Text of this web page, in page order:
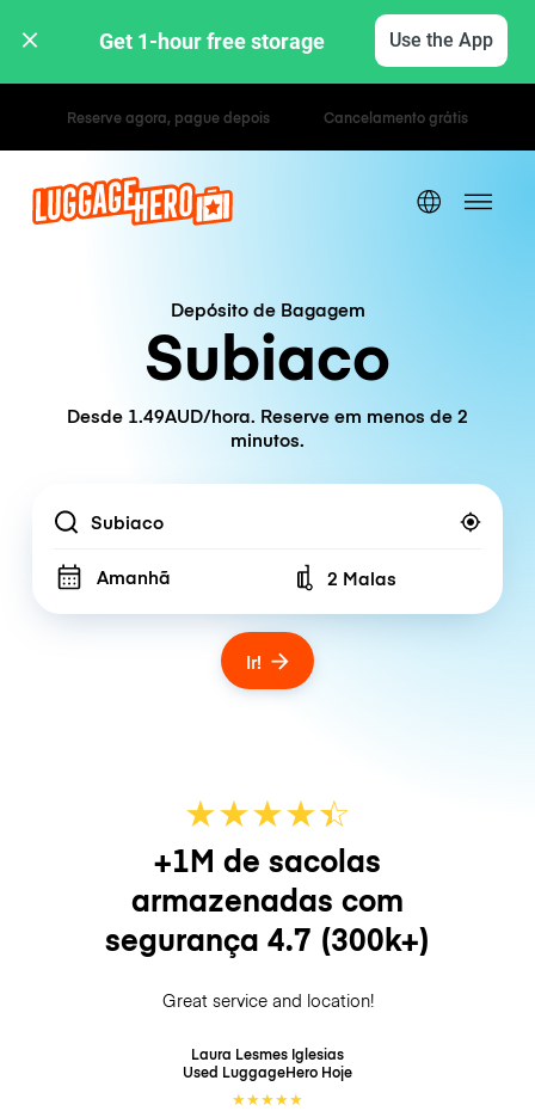
Get 1-hour free storage Use the App
Tarifas horárias / diárias
Depósito de Bagagem
Subiaco
Desde 1.49AUD/hora. Reserve em menos de 2
minutos.
Location
Amanhã Number of bags
2 Malas
Ir!
★★★★☆
★
+1M de sacolas
armazenadas com
segurança 4.7 (300k+)
Great service and location!
Laura Lesmes Iglesias
Used LuggageHero Hoje
★★★★★